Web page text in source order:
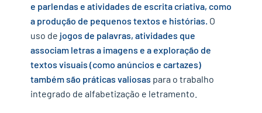
e parlendas e atividades de escrita criativa, como
a produção de pequenos textos e histórias. O
uso de jogos de palavras, atividades que
associam letras a imagens e a exploração de
textos visuais (como anúncios e cartazes)
também são práticas valiosas para o trabalho
integrado de alfabetização e letramento.